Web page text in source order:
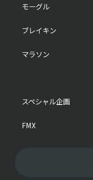
モーグル
ブレイキン
マラソン
スペシャル企画
FMX